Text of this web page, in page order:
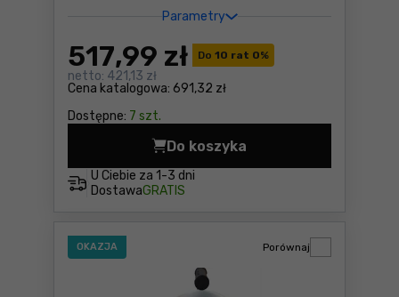
Parametry
Do 10 rat 0%
Cena katalogowa: 691,32 zł
517,99 zł
netto: 421,13 zł
Dostępne: 7 szt.
U Ciebie za 1-3 dni
DostawaGRATIS
Do koszyka
Przedłużacz gumowy,
OKAZJA Porównaj